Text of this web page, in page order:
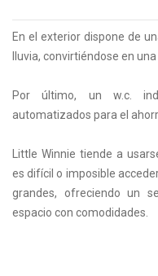
En el exterior dispone de
lluvia, convirtiéndose en
Por último, un w.c.
automatizados para el
Little Winnie tiende a
es difícil o imposible
grandes, ofreciendo un
espacio con comodidades.